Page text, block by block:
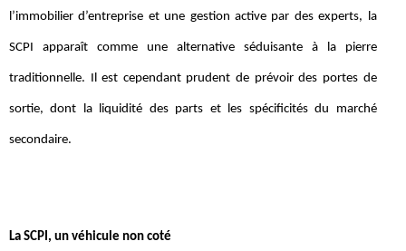
l’immobilier d’entreprise et une gestion active par des experts, la
SCPI apparaît comme une alternative séduisante à la pierre
traditionnelle. Il est cependant prudent de prévoir des portes de
sortie, dont la liquidité des parts et les spécificités du marché
secondaire.
La SCPI, un véhicule non coté